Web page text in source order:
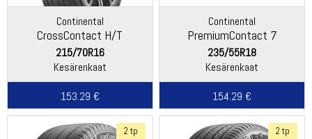
Continental
CrossContact H/T
215/70R16
Kesärenkaat
153.29 €
Continental
PremiumContact 7
235/55R18
Kesärenkaat
154.29 €
2 tp 2 tp